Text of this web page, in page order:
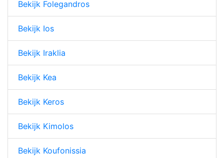
Bekijk Folegandros
Bekijk Ios
Bekijk Iraklia
Bekijk Kea
Bekijk Keros
Bekijk Kimolos
Bekijk Koufonissia